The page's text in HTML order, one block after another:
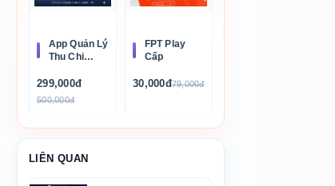
App Quản Lý
Thu Chi
299,000đ
500,000đ
FPT Play
Cấp
30,000đ79,000đ
LIÊN QUAN